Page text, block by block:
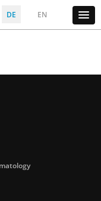
DE EN